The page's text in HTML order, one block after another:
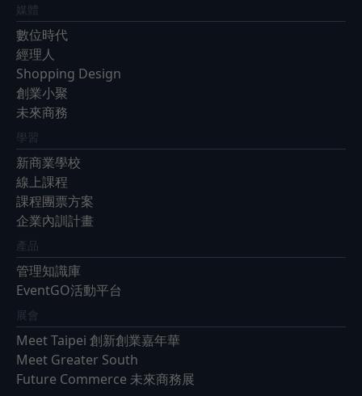
媒體
數位時代
經理人
Shopping Design
創業小聚
未來商務
學習
新商業學校
線上課程
課程團票方案
企業內訓計畫
產品
管理知識庫
EventGO活動平台
展會
Meet Taipei 創新創業嘉年華
Meet Greater South
Future Commerce 未來商務展